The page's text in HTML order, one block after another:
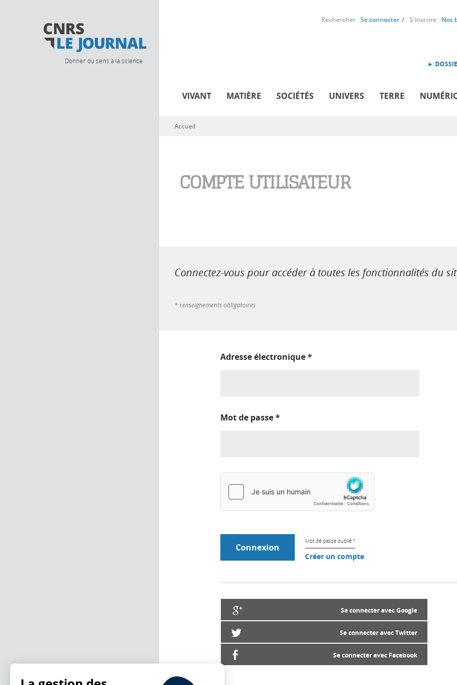
Donner du sens à la science
Rechercher Se connecter S'inscrire Nos
►
VIVANT MATIÈRE SOCIÉTÉS UNIVERS TERRE
Vous êtes ici
Accueil
COMPTE UTILISATEUR
Connectez-vous pour accéder à toutes les fonctionnalités du
* renseignements obligatoires
Adresse électronique*
Mot de passe*
Mot de passe oublié ?
Créer un compte
Se connecter avec Google
Se connecter avec Twitter
Se connecter avec Facebook